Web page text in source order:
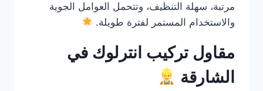
مرتبة، سهلة التنظيف، وتتحمل العوامل الجوية
والاستخدام المستمر لفترة طويلة.
مقاول تركيب انترلوك في
الشارقة